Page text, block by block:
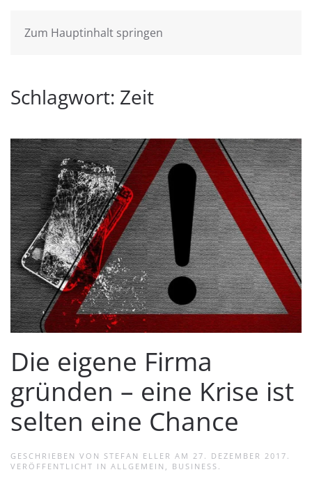
Zum Hauptinhalt springen
Schlagwort: Zeit
Die eigene Firma
gründen – eine Krise ist
selten eine Chance
GESCHRIEBEN VON STEFAN ELLER AM 27. DEZEMBER 2017
VERÖFFENTLICHT IN ALLGEMEIN BUSINESS